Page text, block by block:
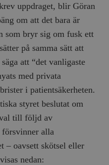
uppdraget, blir Göran
om att det bara är
som bryr sig om fusk ett
på samma sätt att
att “det vanligaste
med privata
i patientsäkerheten.
styret beslutat om
till följd av
alla
– oavsett skötsel eller
nedan: